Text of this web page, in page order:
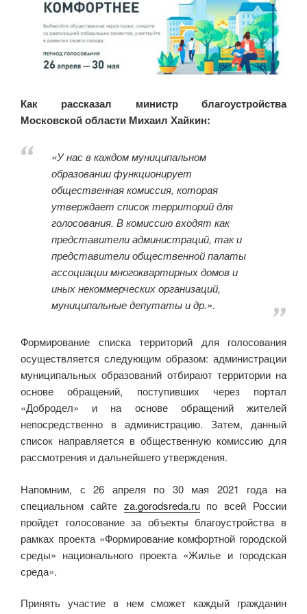
Как рассказал министр благоустройства
Московской области Михаил Хайкин:
«У нас в каждом муниципальном
образовании функционирует
общественная комиссия, которая
утверждает список территорий для
голосования. В комиссию входят как
представители администраций, так и
представители общественной палаты
ассоциации многоквартирных домов и
иных некоммерческих организаций,
муниципальные депутаты и др.».
Формирование списка территорий для голосования
осуществляется следующим образом: администрации
муниципальных образований отбирают территории на
основе обращений, поступивших через портал
«Добродел» и на основе обращений жителей
непосредственно в администрацию. Затем, данный
список направляется в общественную комиссию для
рассмотрения и дальнейшего утверждения.
Напомним, с 26 апреля по 30 мая 2021 года на
специальном сайте za.gorodsreda.ruпо всей России
пройдет голосование за объекты благоустройства в
рамках проекта «Формирование комфортной городской
среды» национального проекта «Жилье и городская
среда».
Принять участие в нем сможет каждый гражданин